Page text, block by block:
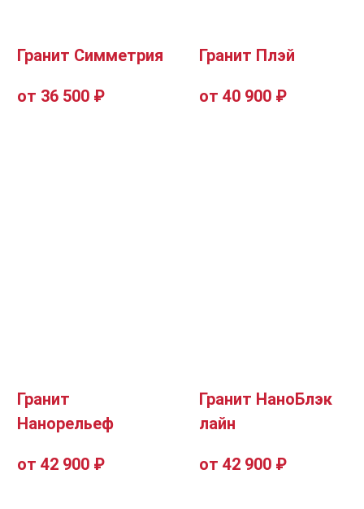
Гранит Симметрия
от 36 500 ₽
Гранит Плэй
от 40 900 ₽
Гранит
Нанорельеф
от 42 900 ₽
Гранит НаноБлэк
лайн
от 42 900 ₽